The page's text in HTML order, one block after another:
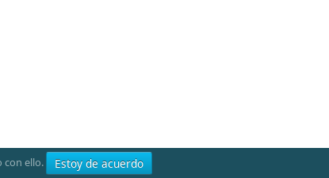
con ello. Estoy de acuerdo